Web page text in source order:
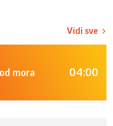
Vidi sve
mora 04:00